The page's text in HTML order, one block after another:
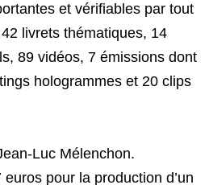
et vérifiables par tout
livrets thématiques, 14
89 vidéos, 7 émissions dont
hologrammes et 20 clips
Luc Mélenchon.
pour la production d’un